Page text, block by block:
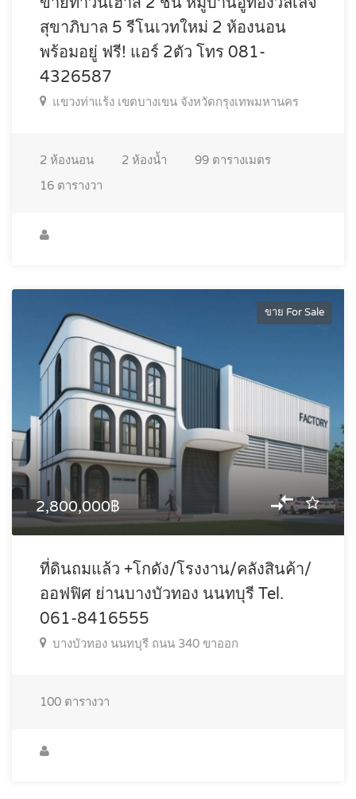
สุขาภิบาล 5 รีโนเวทใหม่ 2 ห้องนอน
พร้อมอยู่ ฟรี! แอร์ 2ตัว โทร 081-
4326587
แขวงท่าแร้ง เขตบางเขน จังหวัดกรุงเทพมหานคร
2 ห้องนอน 2 ห้องน้ำ 99 ตารางเมตร
16 ตารางวา
ขาย For Sale
2,800,000฿
ที่ดินถมแล้ว +โกดัง/โรงงาน/คลังสินค้า/
ออฟฟิศ ย่านบางบัวทอง นนทบุรี Tel.
061-8416555
บางบัวทอง นนทบุรี ถนน 340 ขาออก
100 ตารางวา